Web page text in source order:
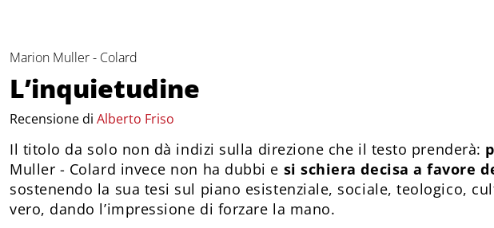
Marion Muller - Colard
L’inquietudine
Recensione di Alberto Friso
Il titolo da solo non dà indizi sulla direzione che il testo prenderà:
Muller - Colard invece non ha dubbi e si schiera decisa a favore
sostenendo la sua tesi sul piano esistenziale, sociale, teologico,
vero, dando l’impressione di forzare la mano.